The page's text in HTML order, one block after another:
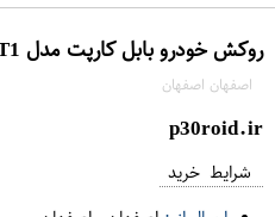
روکش خودرو بابل کارپت مدل LT1 مناسب برای بسترن B30
اصفهان اصفهان
p30roid.ir
شرایط خرید